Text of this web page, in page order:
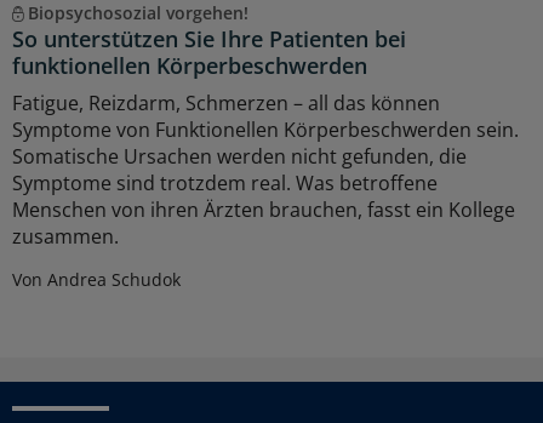
Biopsychosozial vorgehen!
So unterstützen Sie Ihre Patienten bei
funktionellen Körperbeschwerden
Fatigue, Reizdarm, Schmerzen – all das können
Symptome von Funktionellen Körperbeschwerden sein.
Somatische Ursachen werden nicht gefunden, die
Symptome sind trotzdem real. Was betroffene
Menschen von ihren Ärzten brauchen, fasst ein Kollege
zusammen.
Von Andrea Schudok